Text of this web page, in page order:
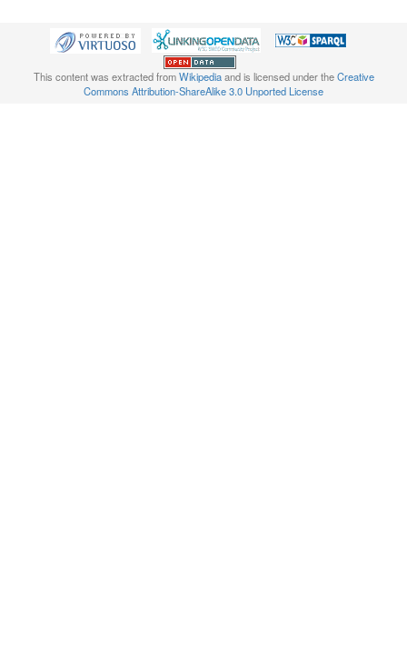
This content was extracted fromWikipediaand is licensed under theCreative
Commons Attribution-ShareAlike 3.0 Unported License